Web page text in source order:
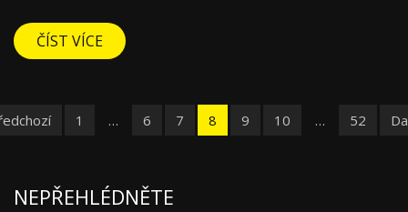
ČÍST VÍCE
1 … 6 7 8 9 10 … 52
NEPŘEHLÉDNĚTE